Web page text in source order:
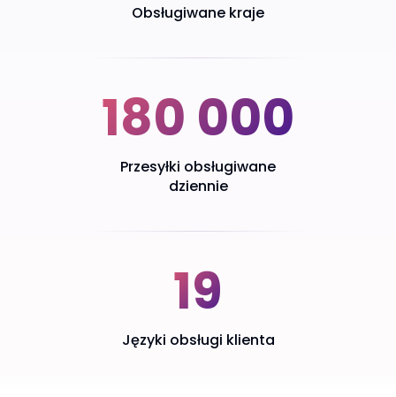
Obsługiwane kraje
180 000
Przesyłki obsługiwane
dziennie
19
Języki obsługi klienta